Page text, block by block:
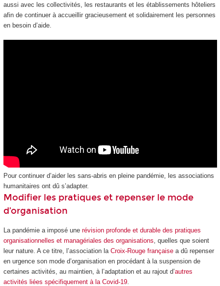
aussi avec les collectivités, les restaurants et les établissements hôteliers
afin de continuer à accueillir gracieusement et solidairement les personnes
en besoin d’aide.
Pour continuer d’aider les sans-abris en pleine pandémie, les associations
humanitaires ont dû s’adapter.
Modifier les pratiques et repenser le mode
d’organisation
La pandémie a imposé une révision profonde et durable des pratiques
organisationnelles et managériales des organisations , quelles que soient
leur nature. A ce titre, l’association la Croix-Rouge françaisea dû repenser
en urgence son mode d’organisation en procédant à la suspension de
certaines activités, au maintien, à l’adaptation et au rajout d’autres
activités liées spécifiquement à la Covid-19.